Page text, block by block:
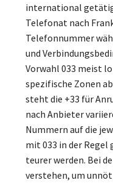
international
Telefonat nach
Telefonnummer
und
Vorwahl 033 meist
spezifische Zonen
steht die +33 für
nach Anbieter
Nummern auf die
mit 033 in der
teurer werden. Bei
verstehen, um